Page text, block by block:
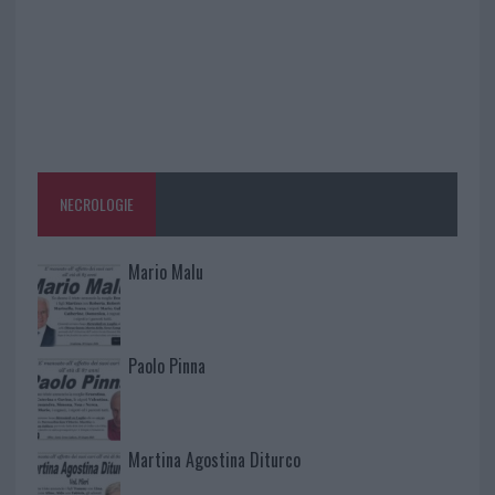
NECROLOGIE
Mario Malu
Paolo Pinna
Martina Agostina Diturco